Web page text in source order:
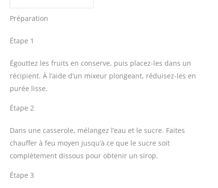
Préparation
Étape 1
Égouttez les fruits en conserve, puis placez-les dans un
récipient. À l’aide d’un mixeur plongeant, réduisez-les en
purée lisse.
Étape 2
Dans une casserole, mélangez l’eau et le sucre. Faites
chauffer à feu moyen jusqu’à ce que le sucre soit
complètement dissous pour obtenir un sirop.
Étape 3